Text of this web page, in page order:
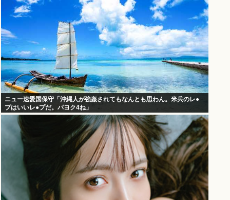
ニュー速愛国保守「沖縄人が強姦されてもなんとも思わん。米兵のレ●
プはいいレ●プだ。パヨク4ね」